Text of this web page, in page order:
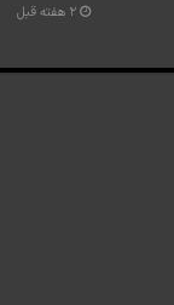
2 هفته قبل